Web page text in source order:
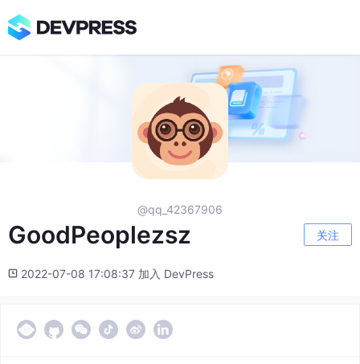
@qq_42367906
GoodPeoplezsz 关注
2022-07-08 17:08:37 加入 DevPress